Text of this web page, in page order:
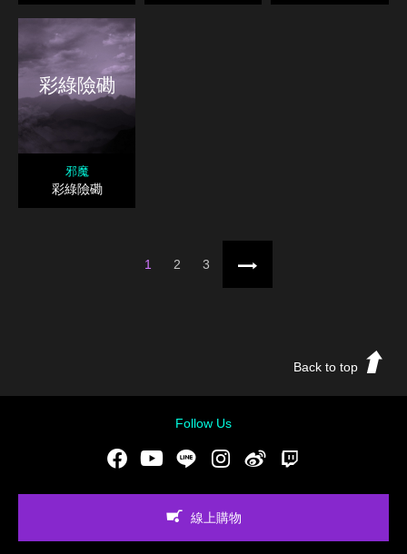
彩綠險磡
邪魔
彩綠險磡
1 2 3 下一頁
Back to top
Follow Us
FacebookYoutubeLINE Instgram新浪微博
線上購物